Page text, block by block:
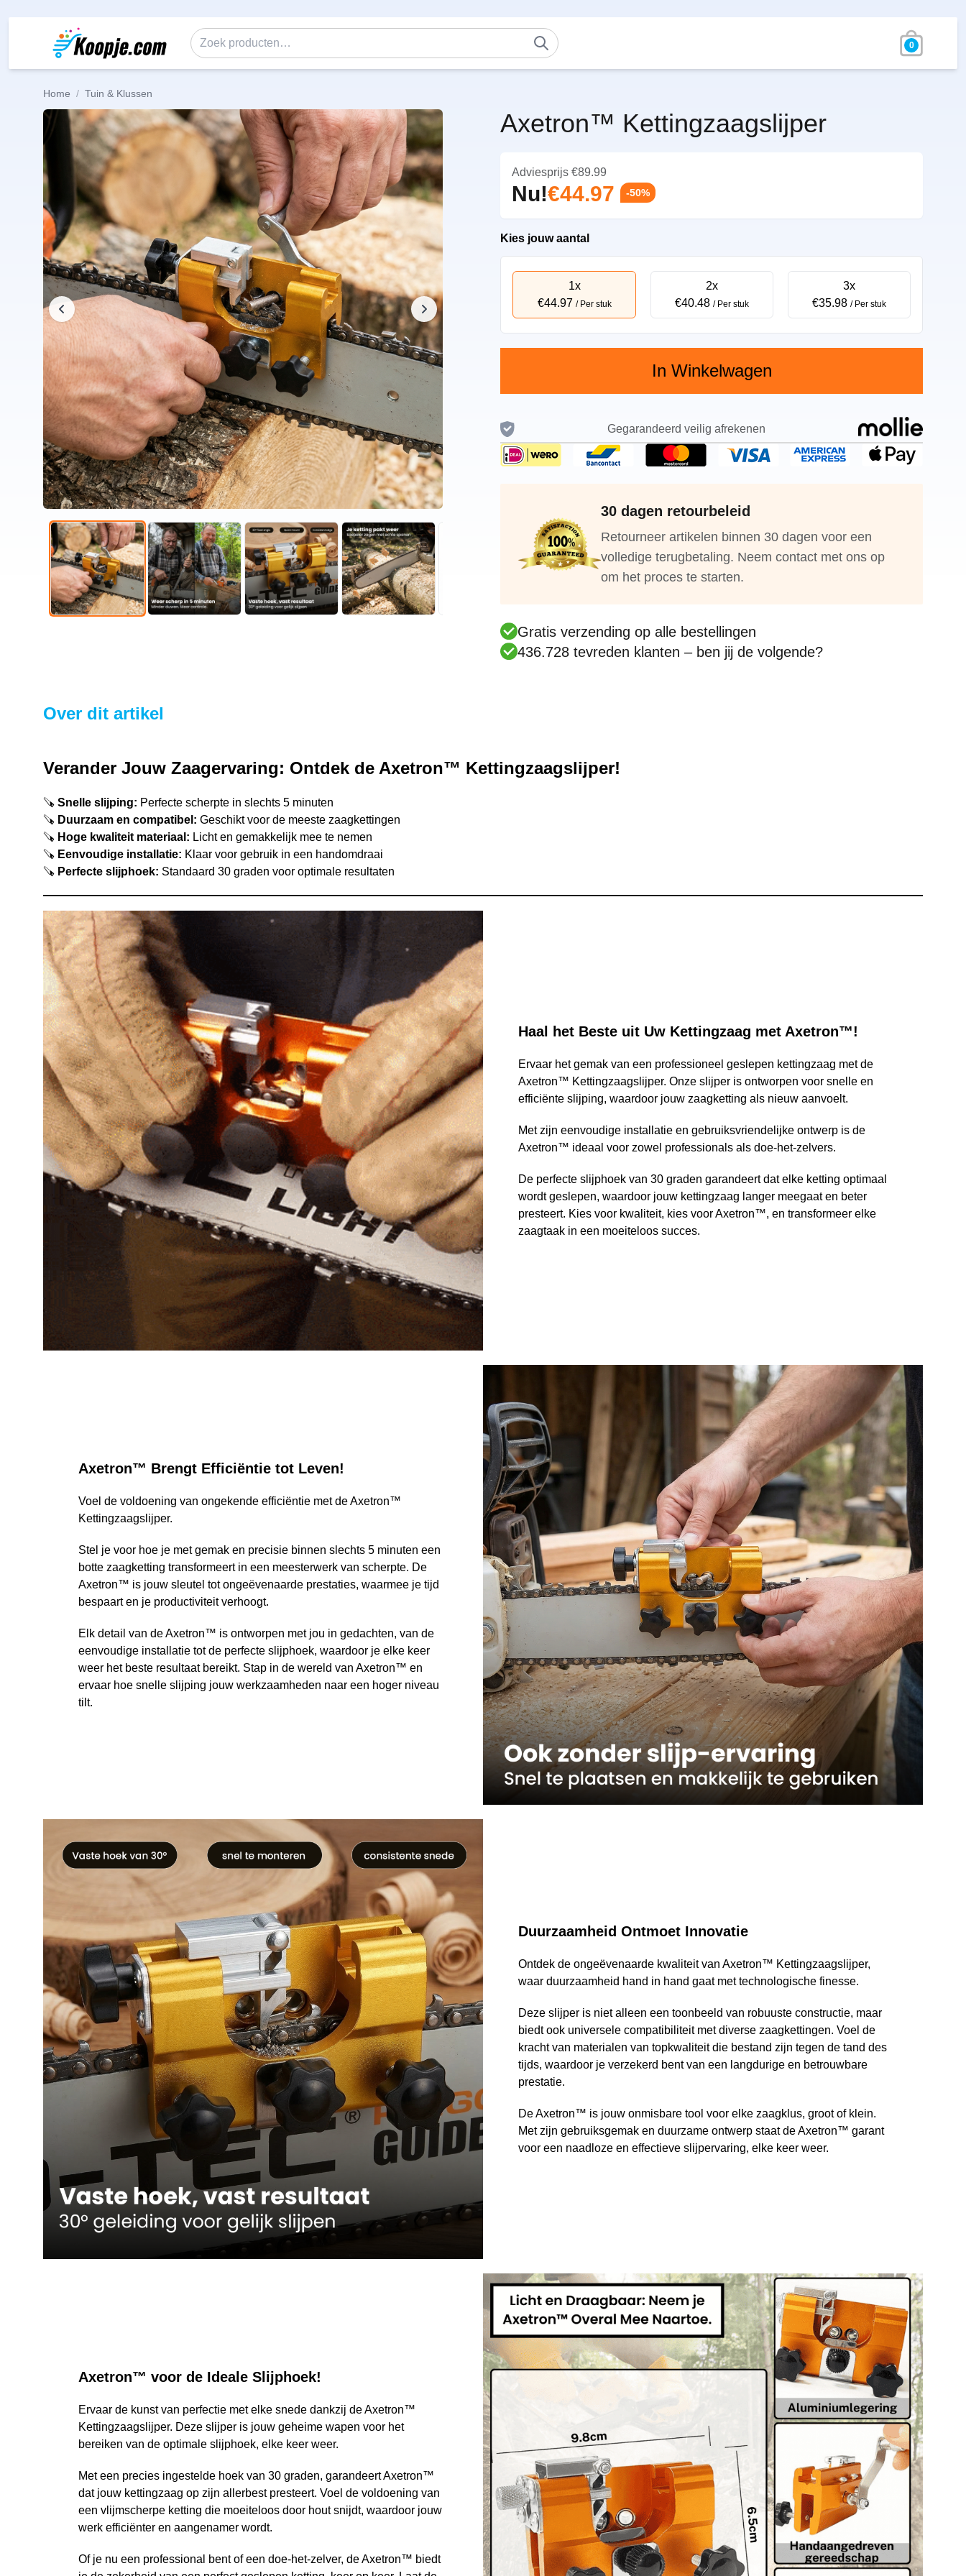
Zoeken naar: 0
Home / Tuin & Klussen
Axetron™ Kettingzaagslijper
Adviesprijs€89.99
Nu!€44.97 -50%
Kies jouw aantal
1x
€44.97 / Per stuk
2x
€40.48 / Per stuk
3x
€35.98 / Per stuk
In Winkelwagen
Gegarandeerd veilig afrekenen
30 dagen retourbeleid
Retourneer artikelen binnen 30 dagen voor een
volledige terugbetaling. Neem contact met ons op
om het proces te starten.
Gratis verzending op alle bestellingen
436.728 tevreden klanten – ben jij de volgende?
Over dit artikel
Verander Jouw Zaagervaring: Ontdek de Axetron™ Kettingzaagslijper!
🪚 Snelle slijping: Perfecte scherpte in slechts 5 minuten
🪚 Duurzaam en compatibel: Geschikt voor de meeste zaagkettingen
🪚 Hoge kwaliteit materiaal: Licht en gemakkelijk mee te nemen
🪚 Eenvoudige installatie: Klaar voor gebruik in een handomdraai
🪚 Perfecte slijphoek: Standaard 30 graden voor optimale resultaten
Haal het Beste uit Uw Kettingzaag met Axetron™!
Ervaar het gemak van een professioneel geslepen kettingzaag met de
Axetron™ Kettingzaagslijper. Onze slijper is ontworpen voor snelle en
efficiënte slijping, waardoor jouw zaagketting als nieuw aanvoelt.
Met zijn eenvoudige installatie en gebruiksvriendelijke ontwerp is de
Axetron™ ideaal voor zowel professionals als doe-het-zelvers.
De perfecte slijphoek van 30 graden garandeert dat elke ketting optimaal
wordt geslepen, waardoor jouw kettingzaag langer meegaat en beter
presteert. Kies voor kwaliteit, kies voor Axetron™, en transformeer elke
zaagtaak in een moeiteloos succes.
Axetron™ Brengt Efficiëntie tot Leven!
Voel de voldoening van ongekende efficiëntie met de Axetron™
Kettingzaagslijper.
Stel je voor hoe je met gemak en precisie binnen slechts 5 minuten een
botte zaagketting transformeert in een meesterwerk van scherpte. De
Axetron™ is jouw sleutel tot ongeëvenaarde prestaties, waarmee je tijd
bespaart en je productiviteit verhoogt.
Elk detail van de Axetron™ is ontworpen met jou in gedachten, van de
eenvoudige installatie tot de perfecte slijphoek, waardoor je elke keer
weer het beste resultaat bereikt. Stap in de wereld van Axetron™ en
ervaar hoe snelle slijping jouw werkzaamheden naar een hoger niveau
tilt.
Duurzaamheid Ontmoet Innovatie
Ontdek de ongeëvenaarde kwaliteit van Axetron™ Kettingzaagslijper,
waar duurzaamheid hand in hand gaat met technologische finesse.
Deze slijper is niet alleen een toonbeeld van robuuste constructie, maar
biedt ook universele compatibiliteit met diverse zaagkettingen. Voel de
kracht van materialen van topkwaliteit die bestand zijn tegen de tand des
tijds, waardoor je verzekerd bent van een langdurige en betrouwbare
prestatie.
De Axetron™ is jouw onmisbare tool voor elke zaagklus, groot of klein.
Met zijn gebruiksgemak en duurzame ontwerp staat de Axetron™ garant
voor een naadloze en effectieve slijpervaring, elke keer weer.
Axetron™ voor de Ideale Slijphoek!
Ervaar de kunst van perfectie met elke snede dankzij de Axetron™
Kettingzaagslijper. Deze slijper is jouw geheime wapen voor het
bereiken van de optimale slijphoek, elke keer weer.
Met een precies ingestelde hoek van 30 graden, garandeert Axetron™
dat jouw kettingzaag op zijn allerbest presteert. Voel de voldoening van
een vlijmscherpe ketting die moeiteloos door hout snijdt, waardoor jouw
werk efficiënter en aangenamer wordt.
Of je nu een professional bent of een doe-het-zelver, de Axetron™ biedt